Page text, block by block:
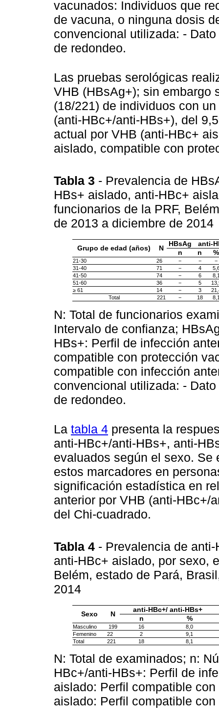
vacunados: Individuos que
de vacuna, o ninguna dosis
convencional utilizada: -
de redondeo.
Las pruebas serológicas
VHB (HBsAg+); sin embargo
(18/221) de individuos con
(anti-HBc+/anti-HBs+), del
actual por VHB (anti-HBc+
aislado, compatible con
Tabla 3 - Prevalencia de
HBs+ aislado, anti-HBc+
funcionarios de la PRF,
de 2013 a diciembre de 2014
Grupo de edad (años) N
HBsAg
anti-
n
n %
21-30 26 − −
−
31-40
71 − 4
41-50
74 − 6
51-60
36 − 5
≥ 61
14 − 3
Total
221 − 18
N: Total de funcionarios
Intervalo de confianza;
HBs+: Perfil de infección
compatible con protección
compatible con infección
convencional utilizada: -
de redondeo.
La tabla 4 presenta la
anti-HBc+/anti-HBs+, anti-
evaluados según el sexo. Se
estos marcadores en
significación estadística en
anterior por VHB (anti-HBc+/
del Chi-cuadrado.
Tabla 4 - Prevalencia de
anti-HBc+ aislado, por sexo,
Belém, estado de Pará,
2014
Sexo N
anti-HBc+/ anti-HBs+
n
%
Masculino 199 16
8,0
Femenino
22 2
9,1
Total
221 18 8,1
N: Total de examinados; n:
HBc+/anti-HBs+: Perfil de
aislado: Perfil compatible
aislado: Perfil compatible